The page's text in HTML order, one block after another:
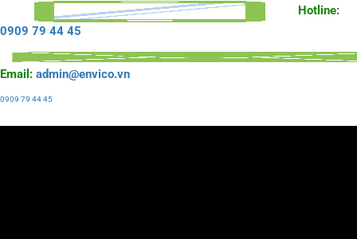
Hotline:
0909 79 44 45
Email: admin@envico.vn
0909 79 44 45